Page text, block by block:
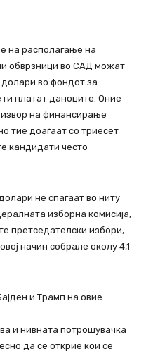
на располагање на
обврзници во САД можат
во фондот за
ги платат даноците. Оние
извор на финансирање
тие доаѓаат со триесет
кандидати често
не спаѓаат во ниту
изборна комисија,
претседателски избори,
начин собрале околу 4,1
и Трамп на овие
и нивната потрошувачка
да се открие кои се